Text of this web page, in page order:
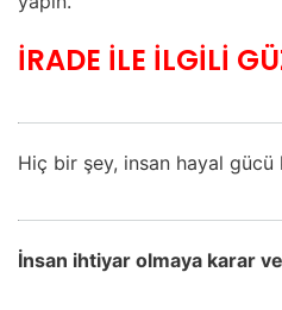
İRADE İLE İLGİLİ
Hiç bir şey, insan hayal
İnsan ihtiyar olmaya karar